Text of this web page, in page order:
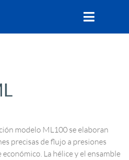
modelo ML100 se elaboran
precisas de flujo a presiones
La hélice y el ensamble